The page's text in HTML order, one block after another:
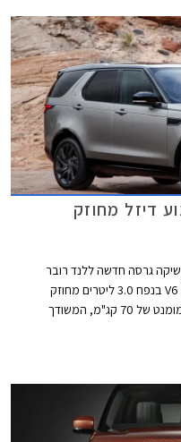
דיזל מחוזק
גרסה חדשה ללנד רובר
דיסקברי 5 לשנת 2019, עם מנוע טורבו דיזל V6 בנפח 3.0 ליטרים מחוזק
בהספק 306 כ"ס (258 כ"ס במנוע הפורש) ומומנט של 70 קג"מ, המשודך